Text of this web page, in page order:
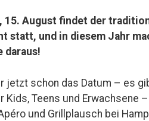
15. August findet der
statt, und in diesem Jahr
daraus!
jetzt schon das Datum – es
Kids, Teens und Erwachsene
und Grillplausch bei